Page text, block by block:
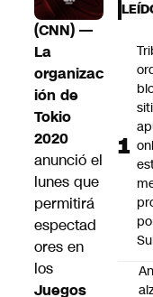
(CNN) —
La
organizac
ión de
Tokio
2020
anunció el
lunes que
permitirá
espectad
ores en
los
Juegos